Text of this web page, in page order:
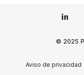
© 2025
Aviso de privacidad